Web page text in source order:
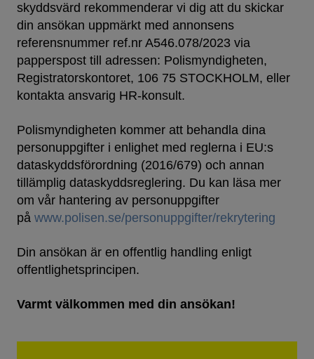
skyddsvärd rekommenderar vi dig att du skickar
din ansökan uppmärkt med annonsens
referensnummer ref.nr A546.078/2023 via
papperspost till adressen: Polismyndigheten,
Registratorskontoret, 106 75 STOCKHOLM, eller
kontakta ansvarig HR-konsult.
Polismyndigheten kommer att behandla dina
personuppgifter i enlighet med reglerna i EU:s
dataskyddsförordning (2016/679) och annan
tillämplig dataskyddsreglering. Du kan läsa mer
om vår hantering av personuppgifter
på www.polisen.se/personuppgifter/rekrytering
Din ansökan är en offentlig handling enligt
offentlighetsprincipen.
Varmt välkommen med din ansökan!